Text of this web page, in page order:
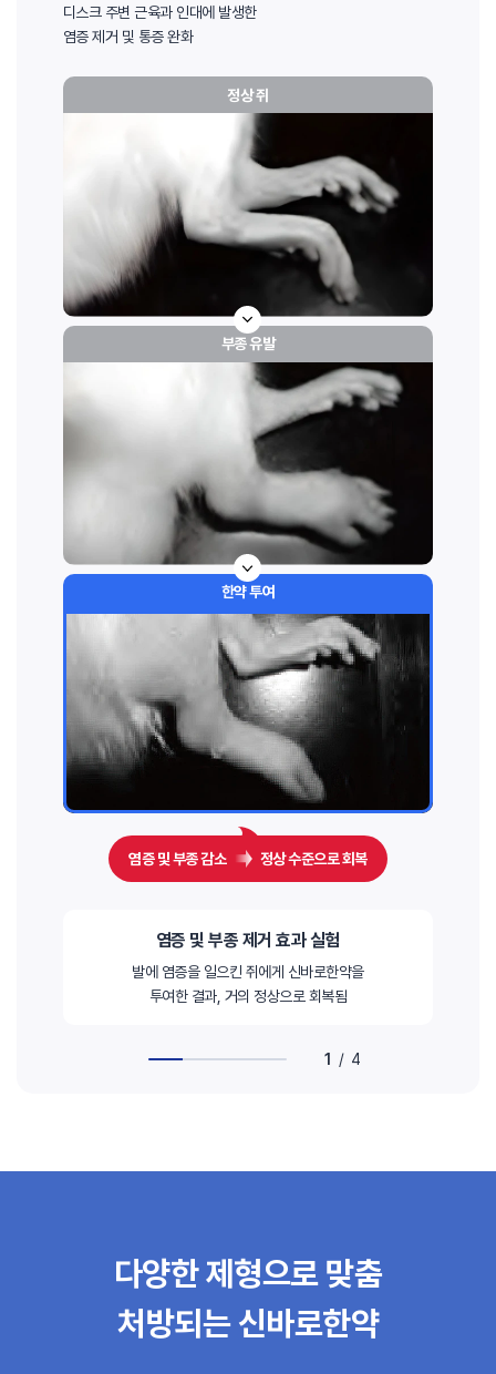
디스크 주변 근육과 인대에 발생한
염증 제거 및 통증 완화
정상 쥐
부종 유발
한약 투여
염증 및 부종 감소 정상 수준으로 회복
염증 및 부종 제거 효과 실험
발에 염증을 일으킨 쥐에게 신바로한약을
투여한 결과, 거의 정상으로 회복됨
1 / 4
다양한 제형으로 맞춤
처방되는 신바로한약